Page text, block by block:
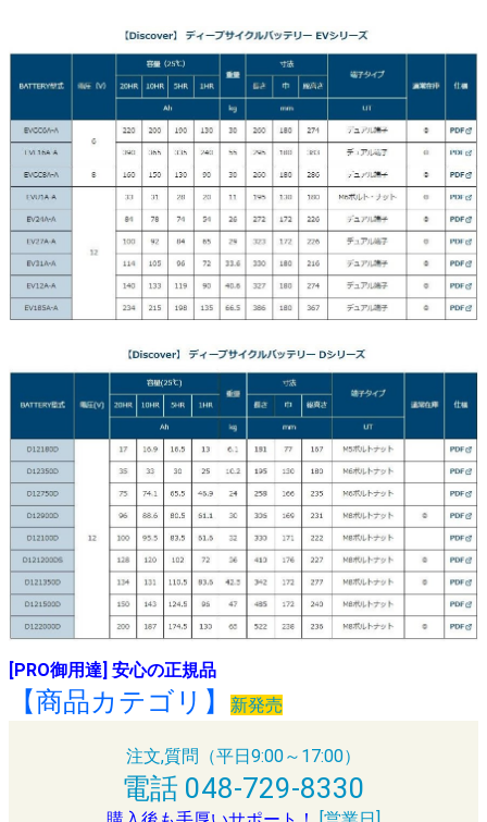
[PRO御用達] 安心の正規品
【商品カテゴリ】 新発売
注文,質問（平日9:00～17:00）
電話 048-729-8330